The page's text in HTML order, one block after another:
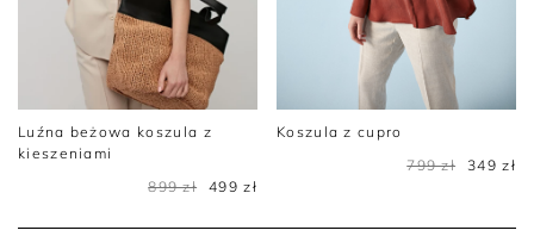
Luźna beżowa koszula z
kieszeniami
899 zł
499 zł
Koszula z cupro
799 zł
349 zł